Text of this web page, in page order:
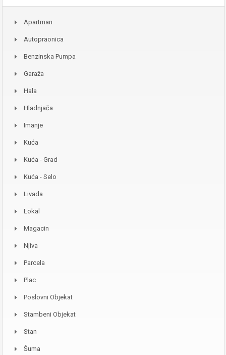
Apartman
Autopraonica
Benzinska Pumpa
Garaža
Hala
Hladnjača
Imanje
Kuća
Kuća - Grad
Kuća - Selo
Livada
Lokal
Magacin
Njiva
Parcela
Plac
Poslovni Objekat
Stambeni Objekat
Stan
Šuma